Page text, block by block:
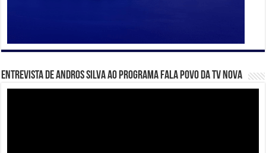
Entrevista de Andros Silva ao programa Fala Povo da TV Nova